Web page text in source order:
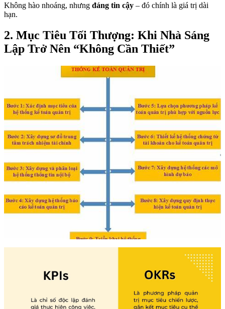
Không hào nhoáng, nhưng đáng tin cậy – đó chính là giá trị dài
hạn.
2. Mục Tiêu Tối Thượng: Khi Nhà Sáng
Lập Trở Nên “Không Cần Thiết”